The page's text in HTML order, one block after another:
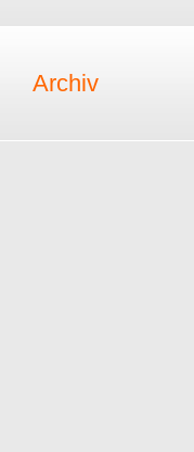
Archiv